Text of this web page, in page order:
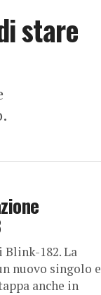
stare
182. La
nuovo singolo e
anche in